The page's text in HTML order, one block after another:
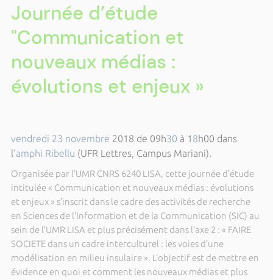
Journée d’étude
"Communication et
nouveaux médias :
évolutions et enjeux »
vendredi 23 novembre 2018 de 09h30 à 1 8h00 dans
l’amphi Ribellu (UFR Lettres, Campus Mariani).
Organisée par l’UMR CNRS 6240 LISA, cette journée d’étude
intitulée « Communication et nouveaux médias : évolutions
et enjeux » s’inscrit dans le cadre des activités de recherche
en Sciences de l’Information et de la Communication (SIC) au
sein de l’UMR LISA et plus précisément dans l’axe 2 : « FAIRE
SOCIETE dans un cadre interculturel : les voies d’une
modélisation en milieu insulaire ». L’objectif est de mettre en
évidence en quoi et comment les nouveaux médias et plus